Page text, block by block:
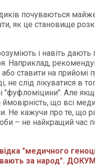
почуваються
як це становище
і навіть дають
Наприклад,
ставити на прийомі
не слід лікуватися в
"фуфломіцини". Але
ймовірність, що всі
Не кажучи про те, що
– не найкращий час
"медичного
за народ".